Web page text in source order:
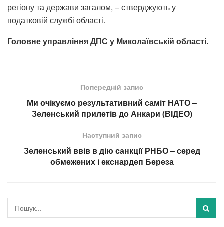
регіону та держави загалом, – стверджують у
податковій службі області.
Головне управління ДПС у Миколаївській області.
Попередній запис
Ми очікуємо результативний саміт НАТО –
Зеленський прилетів до Анкари (ВІДЕО)
Наступний запис
Зеленський ввів в дію санкції РНБО – серед
обмежених і екснардеп Береза